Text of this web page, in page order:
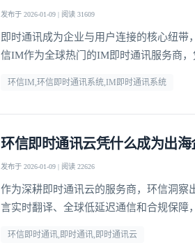
发布于 2026-01-09 | 阅读 31609
即时通讯成为企业与用户连接的核心纽
信IM作为全球热门的IM即时通讯服务商
环信IM,环信即时通讯系统,IM即时通讯系统
环信即时通讯云凭什么成为出
发布于 2026-01-09 | 阅读 22626
作为深耕即时通讯云的服务商，环信洞察
言实时翻译、全球低延迟通信和合规保障
环信即时通讯,即时通讯,即时通讯云